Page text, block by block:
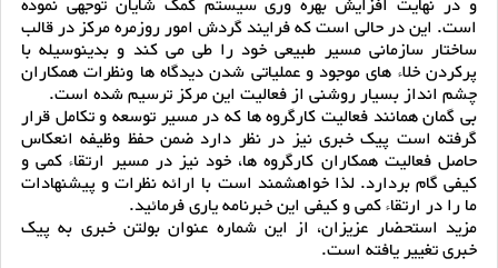
است. این در حالی است که فرایند گردش امور روزمره مرکز در قالب
ساختار سازمانی مسیر طبیعی خود را طی می کند و بدینوسیله با
پرکردن خلاء های موجود و عملیاتی شدن دیدگاه ها ونظرات همکاران
چشم انداز بسیار روشنی از فعالیت این مرکز ترسیم شده است.
بی گمان همانند فعالیت کارگروه ها که در مسیر توسعه و تکامل قرار
گرفته است پیک خبری نیز در نظر دارد ضمن حفظ وظیفه انعکاس
حاصل فعالیت همکاران کارگروه ها، خود نیز در مسیر ارتقاء کمی و
کیفی گام بردارد. لذا خواهشمند است با ارائه نظرات و پیشنهادات
ما را در ارتقاء کمی و کیفی این خبرنامه یاری فرمائید.
مزید استحضار عزیزان، از این شماره عنوان بولتن خبری به پیک
خبری تغییر یافته است.